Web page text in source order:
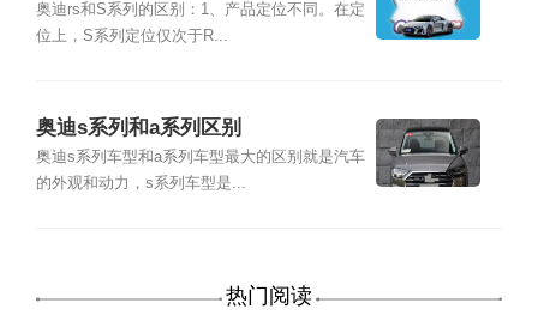
奥迪rs和S系列的区别：1、产品定位不同。在定
位上，S系列定位仅次于R...
奥迪s系列和a系列区别
奥迪s系列车型和a系列车型最大的区别就是汽车
的外观和动力，s系列车型是...
热门阅读